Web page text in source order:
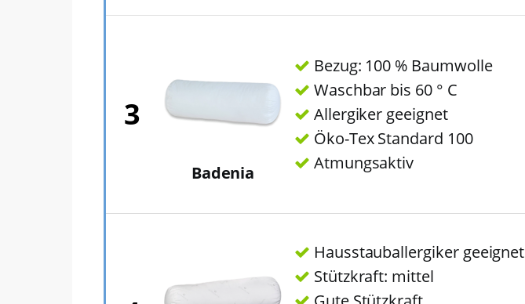
3
Badenia
Bezug: 100 % Baumwolle
Waschbar bis 60 ° C
Allergiker geeignet
Öko-Tex Standard 100
Atmungsaktiv
Hausstauballergiker geeignet
Stützkraft: mittel